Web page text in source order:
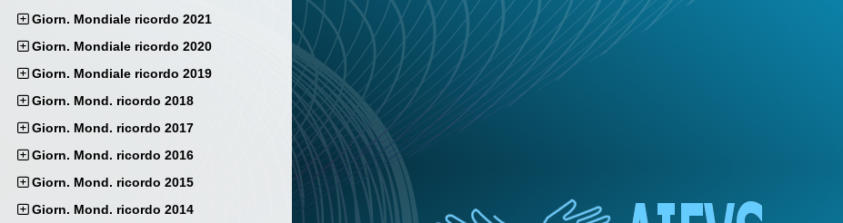
Giorn. Mondiale ricordo 2021
Giorn. Mondiale ricordo 2020
Giorn. Mondiale ricordo 2019
Giorn. Mond. ricordo 2018
Giorn. Mond. ricordo 2017
Giorn. Mond. ricordo 2016
Giorn. Mond. ricordo 2015
Giorn. Mond. ricordo 2014